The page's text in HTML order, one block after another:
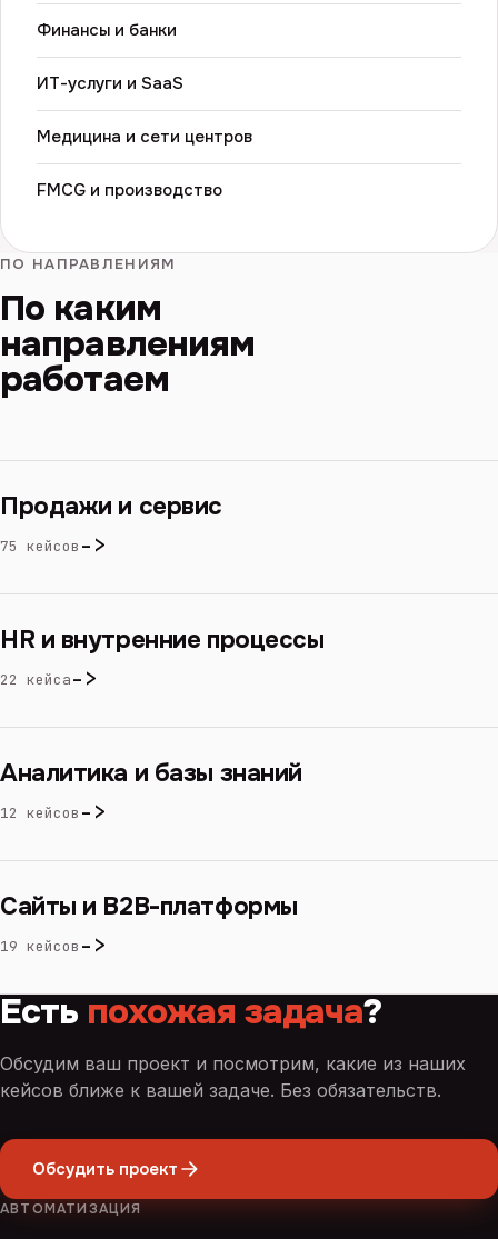
Финансы и банки
ИТ-услуги и SaaS
Медицина и сети центров
FMCG и производство
ПО НАПРАВЛЕНИЯМ
По каким
направлениям
работаем
Продажи и сервис
75 кейсов ->
HR и внутренние процессы
22 кейса->
Аналитика и базы знаний
12 кейсов ->
Сайты и B2B-платформы
19 кейсов ->
Есть похожая задача?
Обсудим ваш проект и посмотрим, какие из наших
кейсов ближе к вашей задаче. Без обязательств.
Обсудить проект
АВТОМАТИЗАЦИЯ